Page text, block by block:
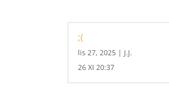
;(
lis 27, 2025 | J.J.
26 XI 20:37